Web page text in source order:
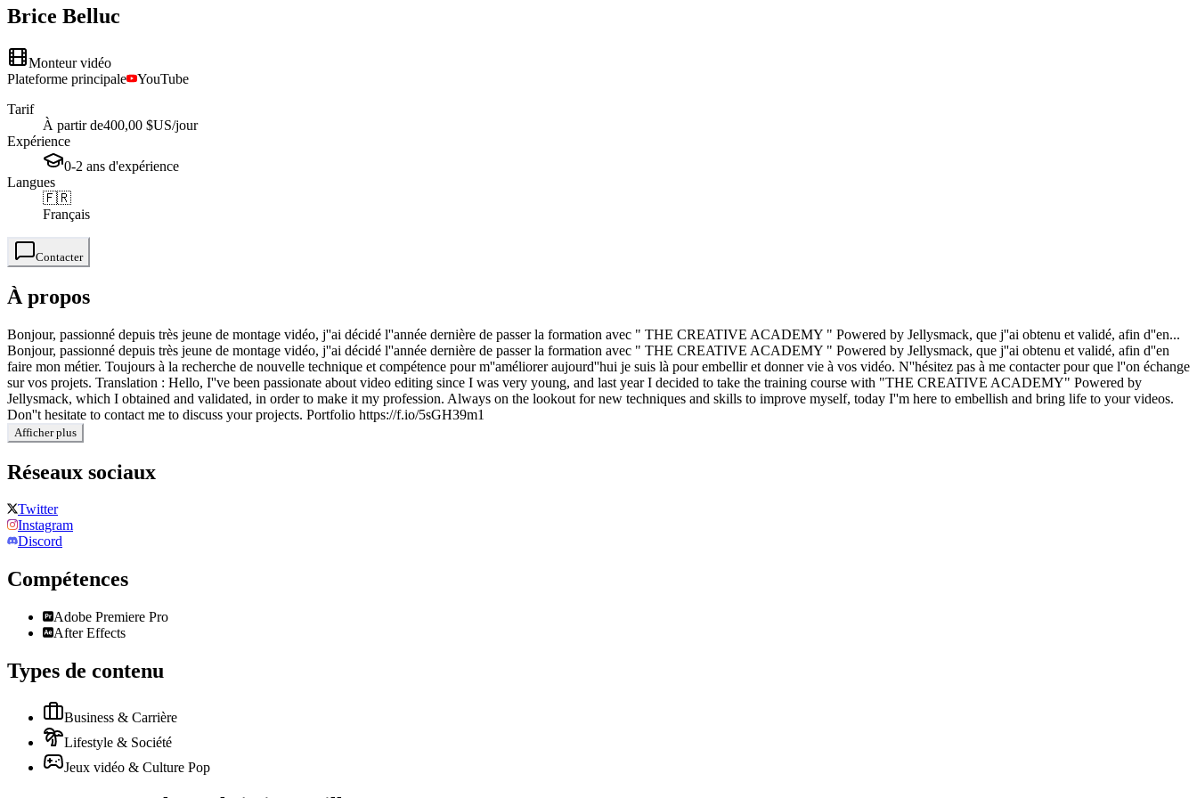
Brice Belluc
Monteur vidéo
Plateforme principale
YouTube
Tarif
À partir de400,00 $US/jour
Expérience
0-2 ans d'expérience
Langues
🇫🇷
Français
Contacter
À propos
Bonjour, passionné depuis très jeune de montage vidéo, j''ai décidé l''année dernière de passer la formation avec " THE CREATIVE ACADEMY " Powered by Jellysmack, que j''ai obtenu et validé, afin d''en...
Bonjour, passionné depuis très jeune de montage vidéo, j''ai décidé l''année dernière de passer la formation avec " THE CREATIVE ACADEMY " Powered by Jellysmack, que j''ai obtenu et validé, afin d''en
faire mon métier. Toujours à la recherche de nouvelle technique et compétence pour m''améliorer aujourd''hui je suis là pour embellir et donner vie à vos vidéo. N''hésitez pas à me contacter pour que l''on échange
sur vos projets. Translation : Hello, I''ve been passionate about video editing since I was very young, and last year I decided to take the training course with "THE CREATIVE ACADEMY" Powered by
Jellysmack, which I obtained and validated, in order to make it my profession. Always on the lookout for new techniques and skills to improve myself, today I''m here to embellish and bring life to your videos.
Don''t hesitate to contact me to discuss your projects. Portfolio https://f.io/5sGH39m1
Afficher plus
Réseaux sociaux
Twitter
Instagram
Discord
Compétences
Adobe Premiere Pro
After Effects
Types de contenu
Business & Carrière
Lifestyle & Société
Jeux vidéo & Culture Pop